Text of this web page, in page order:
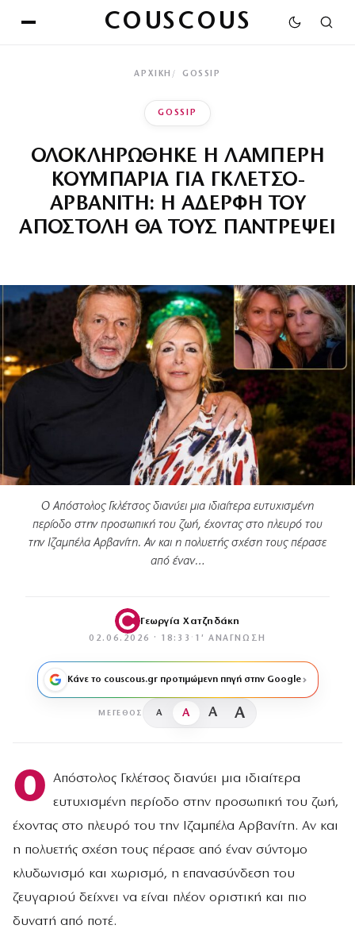
COUSCOUS
ΑΡΧΙΚΉ GOSSIP
GOSSIP
ΟΛΟΚΛΗΡΩΘΗΚΕ Η ΛΑΜΠΕΡΗ
ΚΟΥΜΠΑΡΙΑ ΓΙΑ ΓΚΛΕΤΣΟ-
ΑΡΒΑΝΙΤΗ: Η ΑΔΕΡΦΗ ΤΟΥ
ΑΠΟΣΤΟΛΗ ΘΑ ΤΟΥΣ ΠΑΝΤΡΕΨΕΙ
Ο Απόστολος Γκλέτσος διανύει μια ιδιαίτερα ευτυχισμένη
περίοδο στην προσωπική του ζωή, έχοντας στο πλευρό του
την Ιζαμπέλα Αρβανίτη. Αν και η πολυετής σχέση τους πέρασε
από έναν…
Γεωργία Χατζηδάκη
02.06.2026 · 18:33 · 1′ ΑΝΆΓΝΩΣΗ
Κάνε το couscous.gr προτιμώμενη πηγή στην Google
ΜΈΓΕΘΟΣ A A A A
Ο Απόστολος Γκλέτσος διανύει μια ιδιαίτερα
ευτυχισμένη περίοδο στην προσωπική του ζωή,
έχοντας στο πλευρό του την Ιζαμπέλα Αρβανίτη. Αν και
η πολυετής σχέση τους πέρασε από έναν σύντομο
κλυδωνισμό και χωρισμό, η επανασύνδεση του
ζευγαριού δείχνει να είναι πλέον οριστική και πιο
δυνατή από ποτέ.